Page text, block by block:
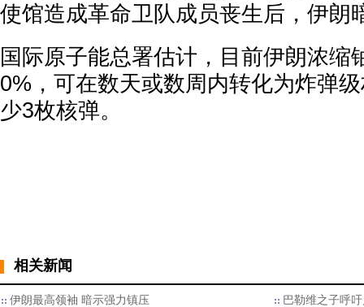
使馆造成革命卫队成员丧生后，伊朗
国际原子能总署估计，目前伊朗浓缩
0%，可在数天或数周内转化为炸弹
少3枚核弹。
相关新闻
伊朗最高领袖 暗示强力镇压
巴勒维之子呼